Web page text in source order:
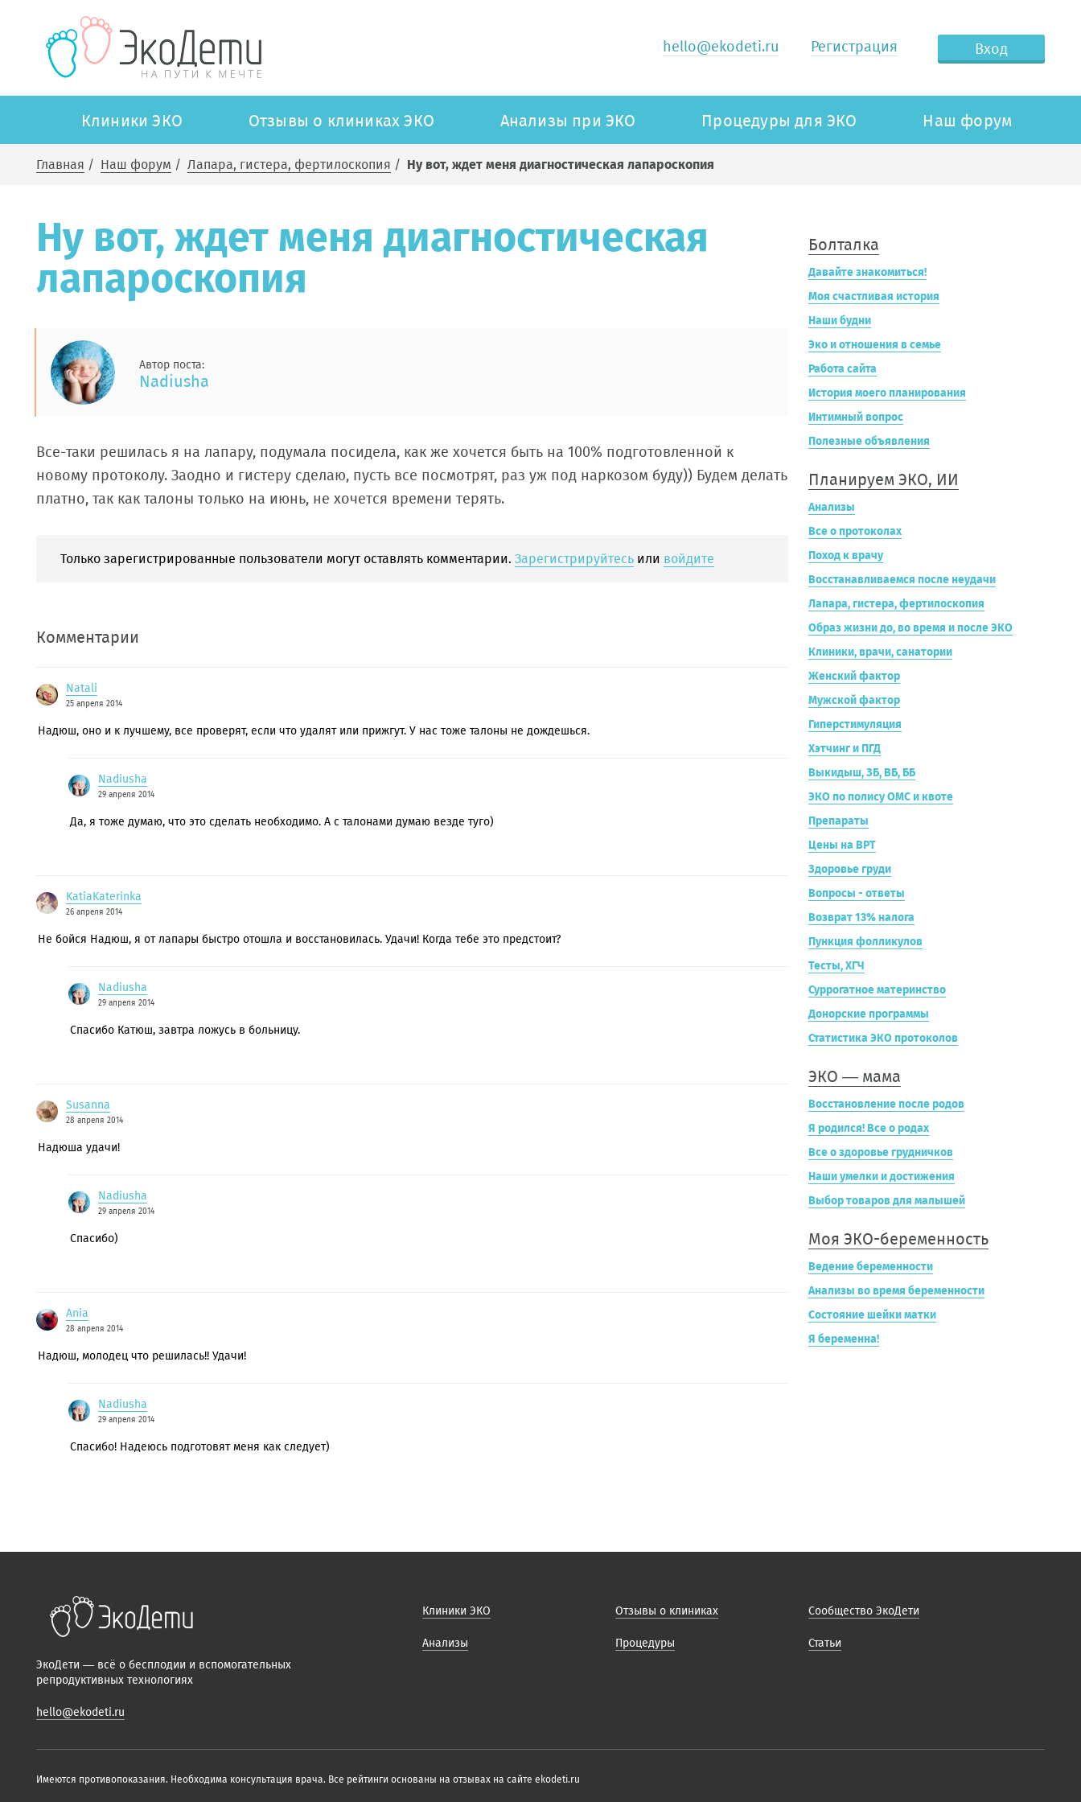
hello@ekodeti.ru Регистрация Вход
Клиники ЭКО Отзывы о клиниках ЭКО Анализы при ЭКО Процедуры для ЭКО Наш форум
Главная / Наш форум / Лапара, гистера, фертилоскопия / Ну вот, ждет меня диагностическая лапароскопия
Ну вот, ждет меня диагностическая
лапароскопия
Автор поста:
Nadiusha
Все-таки решилась я на лапару, подумала посидела, как же хочется быть на 100% подготовленной к
новому протоколу. Заодно и гистеру сделаю, пусть все посмотрят, раз уж под наркозом буду)) Будем делать
платно, так как талоны только на июнь, не хочется времени терять.
Только зарегистрированные пользователи могут оставлять комментарии. Зарегистрируйтесь или войдите
Комментарии
Natali
25 апреля 2014
Надюш, оно и к лучшему, все проверят, если что удалят или прижгут. У нас тоже талоны не дождешься.
Nadiusha
29 апреля 2014
Да, я тоже думаю, что это сделать необходимо. А с талонами думаю везде туго)
KatiaKaterinka
26 апреля 2014
Не бойся Надюш, я от лапары быстро отошла и восстановилась. Удачи! Когда тебе это предстоит?
Nadiusha
29 апреля 2014
Спасибо Катюш, завтра ложусь в больницу.
Susanna
28 апреля 2014
Надюша удачи!
Nadiusha
29 апреля 2014
Спасибо)
Ania
28 апреля 2014
Надюш, молодец что решилась!! Удачи!
Nadiusha
29 апреля 2014
Спасибо! Надеюсь подготовят меня как следует)
Болталка
Давайте знакомиться!
Моя счастливая история
Наши будни
Эко и отношения в семье
Работа сайта
История моего планирования
Интимный вопрос
Полезные объявления
Планируем ЭКО, ИИ
Анализы
Все о протоколах
Поход к врачу
Восстанавливаемся после неудачи
Лапара, гистера, фертилоскопия
Образ жизни до, во время и после ЭКО
Клиники, врачи, санатории
Женский фактор
Мужской фактор
Гиперстимуляция
Хэтчинг и ПГД
Выкидыш, ЗБ, ВБ, ББ
ЭКО по полису ОМС и квоте
Препараты
Цены на ВРТ
Здоровье груди
Вопросы - ответы
Возврат 13% налога
Пункция фолликулов
Тесты, ХГЧ
Суррогатное материнство
Донорские программы
Статистика ЭКО протоколов
ЭКО — мама
Восстановление после родов
Я родился! Все о родах
Все о здоровье грудничков
Наши умелки и достижения
Выбор товаров для малышей
Моя ЭКО-беременность
Ведение беременности
Анализы во время беременности
Состояние шейки матки
Я беременна!
ЭкоДети — всё о бесплодии и вспомогательных
репродуктивных технологиях
hello@ekodeti.ru
Клиники ЭКО Отзывы о клиниках Сообщество ЭкоДети
Анализы Процедуры Статьи
Имеются противопоказания. Необходима консультация врача. Все рейтинги основаны на отзывах на сайте ekodeti.ru